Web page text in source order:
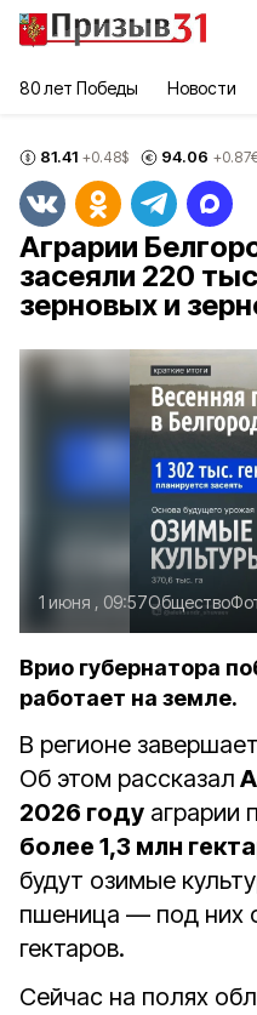
80 лет Победы Новости
81.41 +0.48$ 94.06 +0.87
Аграрии
засеяли 220
зерновых и
1 июня , 09:57Общество
Врио губернатора
работает на земле.
В регионе
Об этом рассказал
2026 году аграрии
более 1,3 млн
будут озимые
пшеница — под них
гектаров.
Сейчас на полях